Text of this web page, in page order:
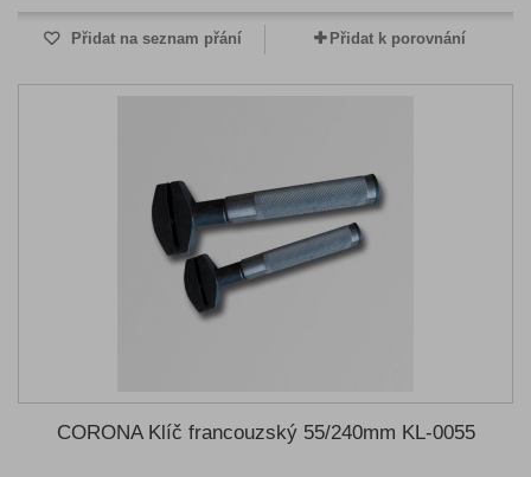
Přidat na seznam přání Přidat k porovnání
CORONA Klíč francouzský 55/240mm KL-0055